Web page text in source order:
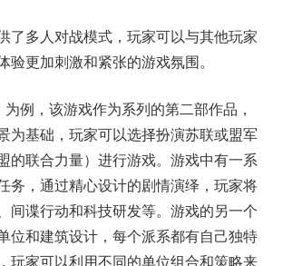
了多人对战模式，玩家可以与其他玩家
验更加刺激和紧张的游戏氛围。
例，该游戏作为系列的第二部作品，
为基础，玩家可以选择扮演苏联或盟军
的联合力量）进行游戏。游戏中有一系
务，通过精心设计的剧情演绎，玩家将
间谍行动和科技研发等。游戏的另一个
位和建筑设计，每个派系都有自己独特
玩家可以利用不同的单位组合和策略来